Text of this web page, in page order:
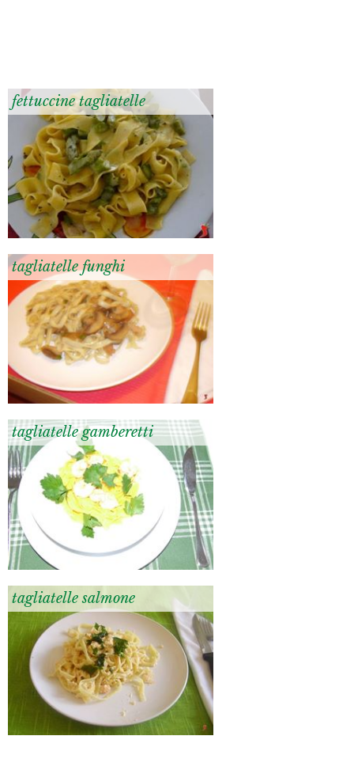
fettuccine tagliatelle
tagliatelle funghi
tagliatelle gamberetti
tagliatelle salmone